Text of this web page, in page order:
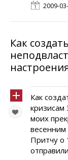
2009-
Как
Как
кризисам
моих
весенним
Притчу о